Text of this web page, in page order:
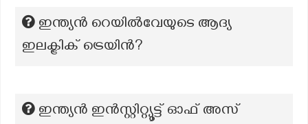
ഇന്ത്യൻ റെയിൽവേയുടെ ആദ്യ
ഇലക്ട്രിക് ട്രെയിൻ?
ഇന്ത്യൻ ഇൻസ്റ്റിറ്റ്യൂട്ട് ഓഫ് അസ്